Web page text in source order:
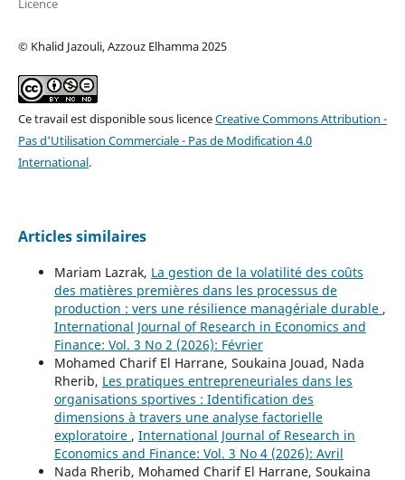
Licence
© Khalid Jazouli, Azzouz Elhamma 2025
Ce travail est disponible sous licenceCreative Commons Attribution -
Pas d'Utilisation Commerciale - Pas de Modification 4.0
International.
Articles similaires
Mariam Lazrak, La gestion de la volatilité des coûts
des matières premières dans les processus de
production : vers une résilience managériale durable ,
International Journal of Research in Economics and
Finance: Vol. 3 No 2 (2026): Février
Mohamed Charif El Harrane, Soukaina Jouad, Nada
Rherib, Les pratiques entrepreneuriales dans les
organisations sportives : Identification des
dimensions à travers une analyse factorielle
exploratoire , International Journal of Research in
Economics and Finance: Vol. 3 No 4 (2026): Avril
Nada Rherib, Mohamed Charif El Harrane, Soukaina